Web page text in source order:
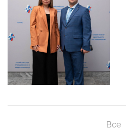
Все